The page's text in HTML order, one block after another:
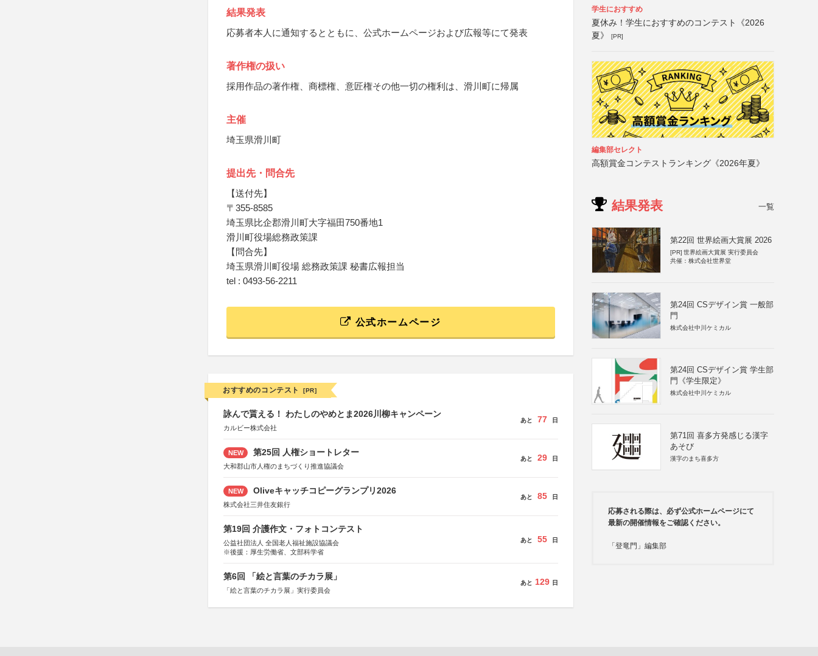
結果発表
応募者本人に通知するとともに、公式ホームページおよび広報等にて発表
著作権の扱い
採用作品の著作権、商標権、意匠権その他一切の権利は、滑川町に帰属
主催
埼玉県滑川町
提出先・問合先
【送付先】
〒355-8585
埼玉県比企郡滑川町大字福田750番地1
滑川町役場総務政策課
【問合先】
埼玉県滑川町役場 総務政策課 秘書広報担当
tel : 0493-56-2211
公式ホームページ
おすすめのコンテスト [PR]
詠んで貰える！ わたしのやめとま2026川柳キャンペーン
カルビー株式会社
あと 77 日
NEW 第25回 人権ショートレター
大和郡山市人権のまちづくり推進協議会
あと 29 日
NEW Oliveキャッチコピーグランプリ2026
株式会社三井住友銀行
あと 85 日
第19回 介護作文・フォトコンテスト
公益社団法人 全国老人福祉施設協議会
※後援：厚生労働省、文部科学省
あと 55 日
第6回 「絵と言葉のチカラ展」
「絵と言葉のチカラ展」実行委員会
あと 129 日
学生におすすめ
夏休み！学生におすすめのコンテスト《2026
夏》
[PR]
編集部セレクト
高額賞金コンテストランキング《2026年夏》
結果発表 一覧
第22回 世界絵画大賞展 2026
[PR] 世界絵画大賞展 実行委員会
共催：株式会社世界堂
第24回 CSデザイン賞 一般部
門
株式会社中川ケミカル
第24回 CSデザイン賞 学生部
門《学生限定》
株式会社中川ケミカル
第71回 喜多方発感じる漢字
あそび
漢字のまち喜多方
応募される際は、必ず公式ホームページにて
最新の開催情報をご確認ください。
「登竜門」編集部